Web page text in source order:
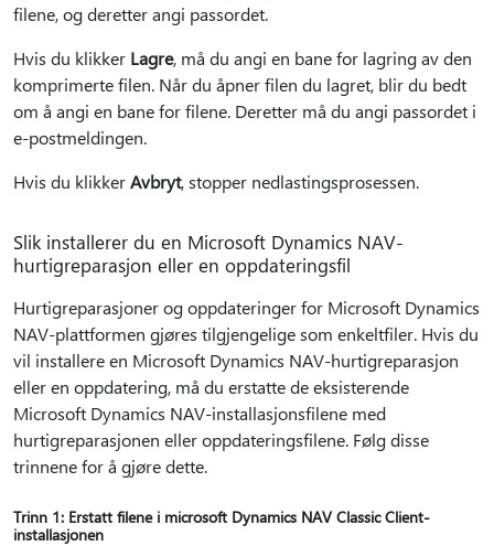
filene, og deretter angi passordet.
Hvis du klikker Lagre, må du angi en bane for lagring av den
komprimerte filen. Når du åpner filen du lagret, blir du bedt
om å angi en bane for filene. Deretter må du angi passordet i
e-postmeldingen.
Hvis du klikkerAvbryt, stopper nedlastingsprosessen.
Slik installerer du en Microsoft Dynamics NAV-
hurtigreparasjon eller en oppdateringsfil
Hurtigreparasjoner og oppdateringer for Microsoft Dynamics
NAV-plattformen gjøres tilgjengelige som enkeltfiler. Hvis du
vil installere en Microsoft Dynamics NAV-hurtigreparasjon
eller en oppdatering, må du erstatte de eksisterende
Microsoft Dynamics NAV-installasjonsfilene med
hurtigreparasjonen eller oppdateringsfilene. Følg disse
trinnene for å gjøre dette.
Trinn 1: Erstatt filene i microsoft Dynamics NAV Classic Client-
installasjonen